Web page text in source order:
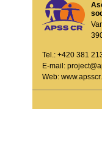
Tel.: +420 381
E-mail:
Web: